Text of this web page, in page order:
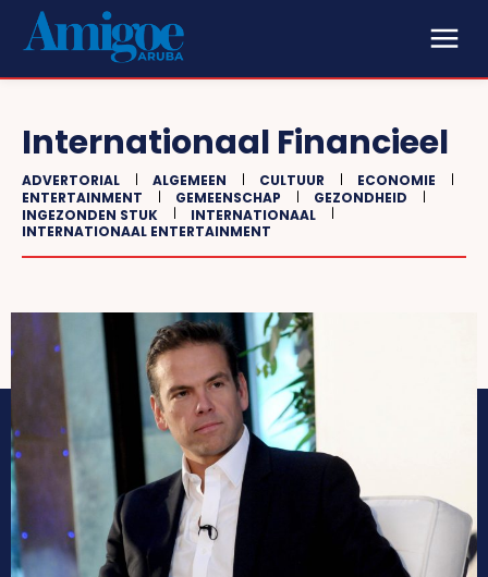
Internationaal Financieel
ADVERTORIAL ALGEMEEN CULTUUR
ECONOMIE
ENTERTAINMENT
GEMEENSCHAP
GEZONDHEID
INGEZONDEN STUK
INTERNATIONAAL
INTERNATIONAAL ENTERTAINMENT